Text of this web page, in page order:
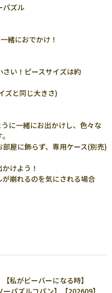
パズル
緒におでかけ！
い！ピースサイズは約
ズと同じ大きさ)
に一緒にお出かけし、色々な
屋に飾らず、専用ケース(別売)
けよう！
崩れるのを気にされる場合
私がビーバーになる時】
パズルコパン】【202609】